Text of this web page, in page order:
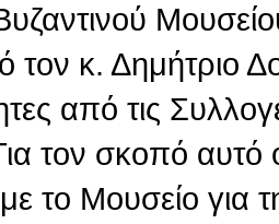
κ. Δημήτριο
από τις
τον σκοπό
το Μουσείο για